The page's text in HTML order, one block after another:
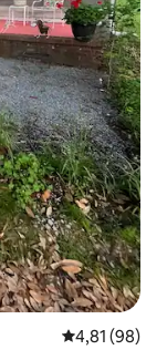
Classificação
4,81 (98)